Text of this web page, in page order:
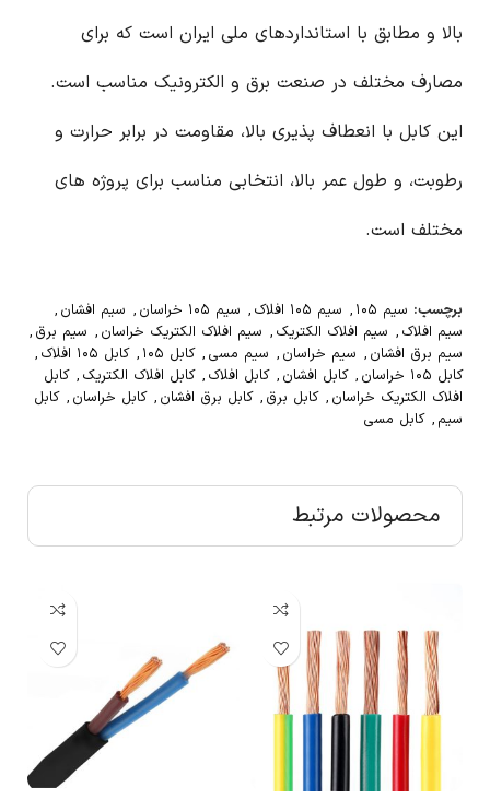
بالا و مطابق با استانداردهای ملی ایران است که برای
مصارف مختلف در صنعت برق و الکترونیک مناسب است.
این کابل با انعطاف پذیری بالا، مقاومت در برابر حرارت و
رطوبت، و طول عمر بالا، انتخابی مناسب برای پروژه های
مختلف است.
برچسب: سیم ۱۰۵ , سیم ۱۰۵ افلاک , سیم ۱۰۵ خراسان , سیم افشان ,
سیم افلاک , سیم افلاک الکتریک , سیم افلاک الکتریک خراسان , سیم برق ,
سیم برق افشان , سیم خراسان , سیم مسی , کابل ۱۰۵ , کابل ۱۰۵ افلاک
,
کابل ۱۰۵ خراسان
, کابل افشان , کابل افلاک , کابل افلاک الکتریک , کابل
افلاک الکتریک خراسان , کابل برق , کابل برق افشان , کابل خراسان , کابل
سیم , کابل مسی
محصولات مرتبط